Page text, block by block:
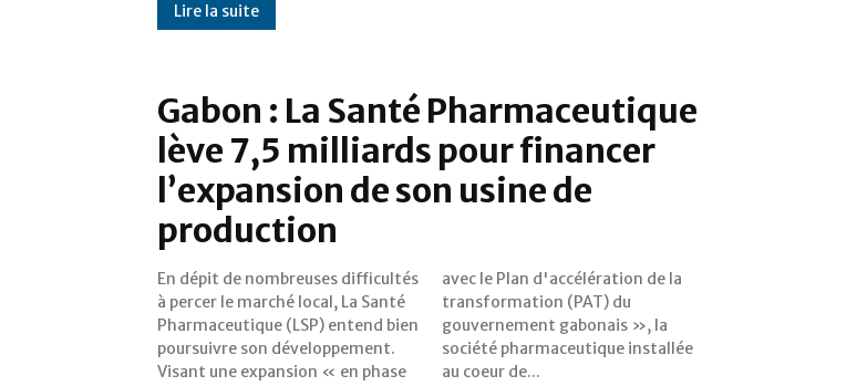
Lire la suite
Gabon : La Santé Pharmaceutique
lève 7,5 milliards pour financer
l’expansion de son usine de
production
En dépit de nombreuses difficultés
à percer le marché local, La Santé
Pharmaceutique (LSP) entend bien
poursuivre son développement.
Visant une expansion « en phase
avec le Plan d'accélération de la
transformation (PAT) du
gouvernement gabonais », la
société pharmaceutique installée
au coeur de...